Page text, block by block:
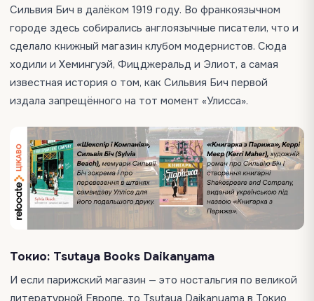
Сильвия Бич в далёком 1919 году. Во франкоязычном
городе здесь собирались англоязычные писатели, что и
сделало книжный магазин клубом модернистов. Сюда
ходили и Хемингуэй, Фицджеральд и Элиот, а самая
известная история о том, как Сильвия Бич первой
издала запрещённого на тот момент «Улисса».
Токио: Tsutaya Books Daikanyama
И если парижский магазин — это ностальгия по великой
литературной Европе, то Tsutaya Daikanyama в Токио